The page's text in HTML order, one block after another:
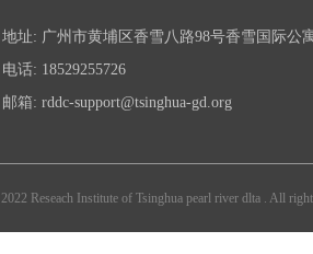
链接：https://
声明】本文为转载文章，本平台
地址: 广州市黄埔区香雪八路98号香雪国际公
电话: 18529255726
邮箱: rddc-support@tsinghua-gd.org
Reseach Institute of Tsinghua pearl river dlta . All